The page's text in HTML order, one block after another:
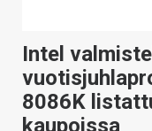
Intel
8086K
kaupoissa